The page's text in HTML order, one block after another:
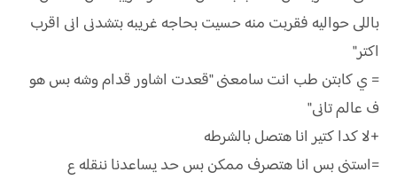
باللى حواليه فقربت منه حسيت بحاجه غريبه بتشدنى انى اقرب
اكتر"
= ي كابتن طب انت سامعنى "قعدت اشاور قدام وشه بس هو
ف عالم تانى"
+لا كدا كتير انا هتصل بالشرطه
=استنى بس انا هتصرف ممكن بس حد يساعدنا ننقله ع